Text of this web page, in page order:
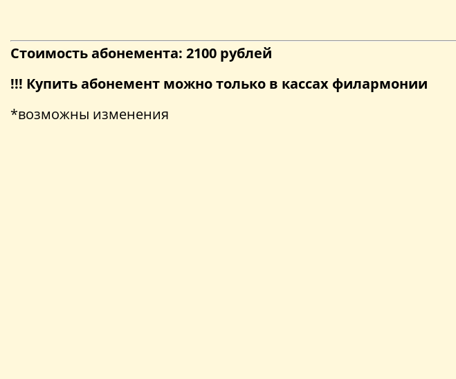
Стоимость абонемента: 2100 рублей
!!! Купить абонемент можно только в кассах филармонии
*возможны изменения